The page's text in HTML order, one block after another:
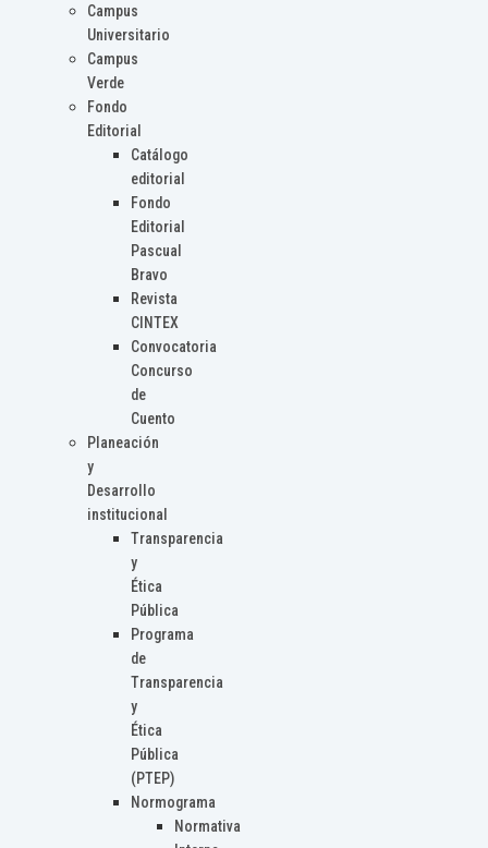
Campus
Universitario
Campus
Verde
Fondo
Editorial
Catálogo
editorial
Fondo
Editorial
Pascual
Bravo
Revista
CINTEX
Convocatoria
Concurso
de
Cuento
Planeación
y
Desarrollo
institucional
Transparencia
y
Ética
Pública
Programa
de
Transparencia
y
Ética
Pública
(PTEP)
Normograma
Normativa